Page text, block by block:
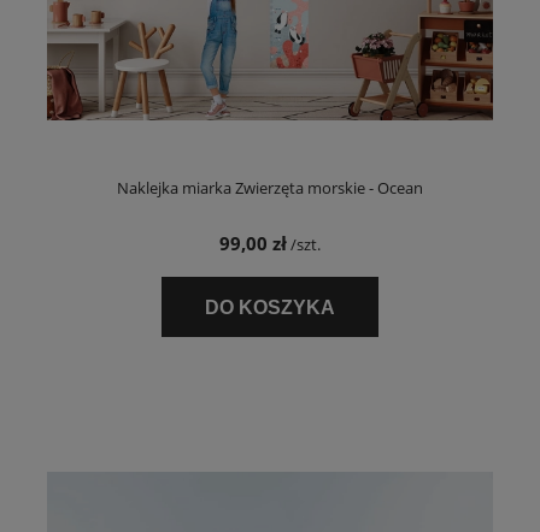
Naklejka miarka Zwierzęta morskie - Ocean
99,00 zł/szt.
DO KOSZYKA